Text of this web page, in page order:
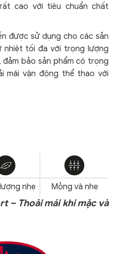
cao với tiêu chuẩn chất
được sử dụng cho các sản
nhiệt tối đa với trọng lượng
bảo sản phẩm có trọng
mái vận động thể thao với
nhẹ Mỏng và nhẹ
– Thoải mái khi mặc và